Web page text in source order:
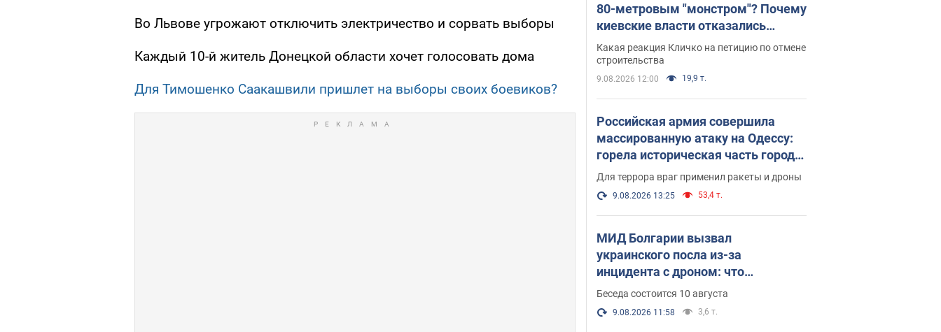
Во Львове угрожают отключить электричество и сорвать выборы
Каждый 10-й житель Донецкой области хочет голосовать дома
Для Тимошенко Саакашвили пришлет на выборы своих боевиков?
80-метровым "монстром"? Почему
киевские власти отказались
остановить строительство
небоскреба "московского
верующего"
Какая реакция Кличко на петицию по отмене
строительства
9.08.2026 12:00 19,9 т.
Российская армия совершила
массированную атаку на Одессу:
горела историческая часть города,
есть пострадавшие. Фото и видео
Для террора враг применил ракеты и дроны
9.08.2026 13:25 53,4 т.
МИД Болгарии вызвал
украинского посла из-за
инцидента с дроном: что
произошло
Беседа состоится 10 августа
9.08.2026 11:58 3,6 т.